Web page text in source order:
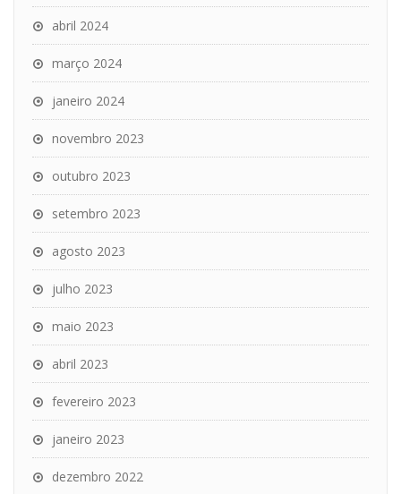
abril 2024
março 2024
janeiro 2024
novembro 2023
outubro 2023
setembro 2023
agosto 2023
julho 2023
maio 2023
abril 2023
fevereiro 2023
janeiro 2023
dezembro 2022